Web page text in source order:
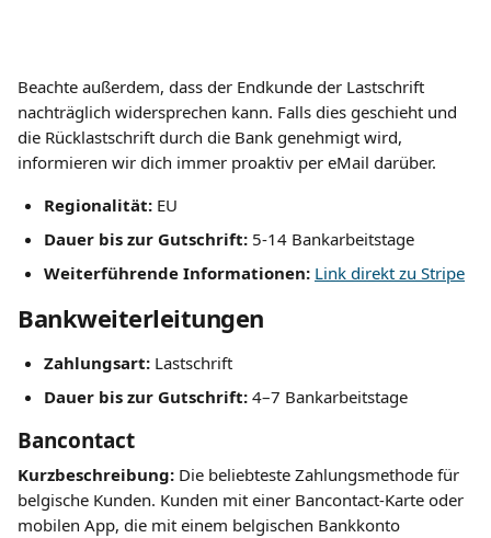
Beachte außerdem, dass der Endkunde der Lastschrift
nachträglich widersprechen kann. Falls dies geschieht und
die Rücklastschrift durch die Bank genehmigt wird,
informieren wir dich immer proaktiv per eMail darüber.
Regionalität: EU
Dauer bis zur Gutschrift: 5-14 Bankarbeitstage
Weiterführende Informationen: Link direkt zu Stripe
Bankweiterleitungen
Zahlungsart: Lastschrift
Dauer bis zur Gutschrift: 4–7 Bankarbeitstage
Bancontact
Kurzbeschreibung: Die beliebteste Zahlungsmethode für
belgische Kunden. Kunden mit einer Bancontact-Karte oder
mobilen App, die mit einem belgischen Bankkonto